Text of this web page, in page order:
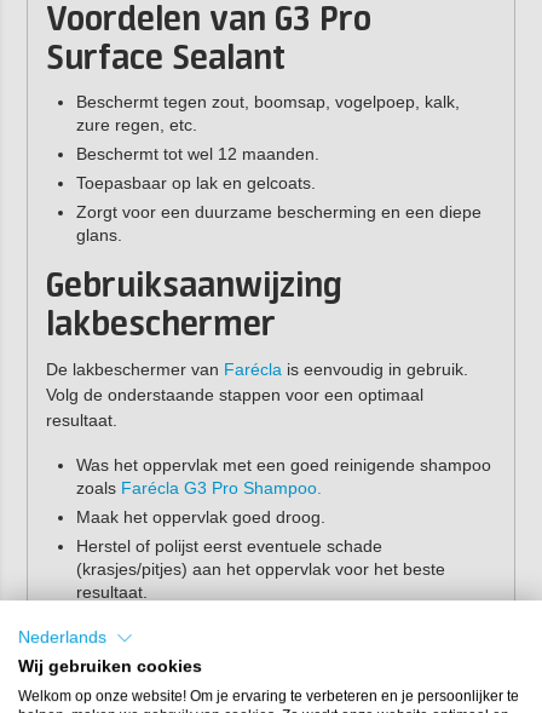
Voordelen van G3 Pro
Surface Sealant
Beschermt tegen zout, boomsap, vogelpoep, kalk,
zure regen, etc.
Beschermt tot wel 12 maanden.
Toepasbaar op lak en gelcoats.
Zorgt voor een duurzame bescherming en een diepe
glans.
Gebruiksaanwijzing
lakbeschermer
De lakbeschermer van Faréclais eenvoudig in gebruik.
Volg de onderstaande stappen voor een optimaal
resultaat.
Was het oppervlak met een goed reinigende shampoo
zoals Farécla G3 Pro Shampoo.
Maak het oppervlak goed droog.
Herstel of polijst eerst eventuele schade
(krasjes/pitjes) aan het oppervlak voor het beste
resultaat.
behandelen oppervlak. Werk in kleine oppervlakken en
veeg direct droog.
Nederlands
Wij gebruiken cookies
Welkom op onze website! Om je ervaring te verbeteren en je persoonlijker te